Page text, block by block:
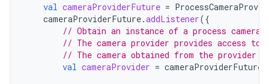
val cameraProviderFuture =
cameraProviderFuture.addListener({
// Obtain an instance of a process camera
// The camera provider provides access
// The camera obtained from the
val cameraProvider = cameraProviderFuture